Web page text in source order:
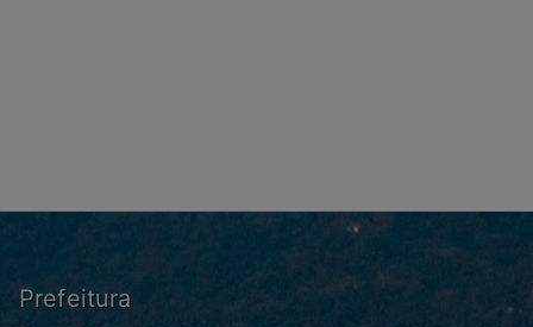
Prefeitura